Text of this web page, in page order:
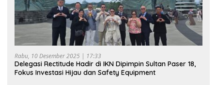
Rabu, 10 Desember 2025 | 17:33
Delegasi Rectitude Hadir di IKN Dipimpin Sultan Paser 18,
Fokus Investasi Hijau dan Safety Equipment